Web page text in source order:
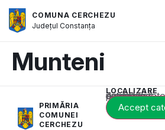
COMUNA CERCHEZU
JudețulConstanța
Munteni
PRIMĂRIA
COMUNEI
CERCHEZU
LOCALIZARE
Acest conținut este blocat până când acceptați categoria corespunzătoare de cookie-uri.
Accept